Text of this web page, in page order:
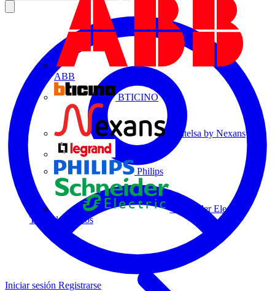
ABB
BTICINO
Centelsa by Nexans
Philips
Schneider Electric
Todos los socios
Iniciar sesión Registrarse